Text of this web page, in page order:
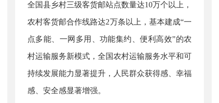
全国县乡村三级客货邮站点数量达10万个以上，
农村客货邮合作线路达2万条以上，基本建成“一
点多能、一网多用、功能集约、便利高效”的农
村运输服务新模式，全国农村运输服务水平和可
持续发展能力显著提升，人民群众获得感、幸福
感、安全感显著增强。